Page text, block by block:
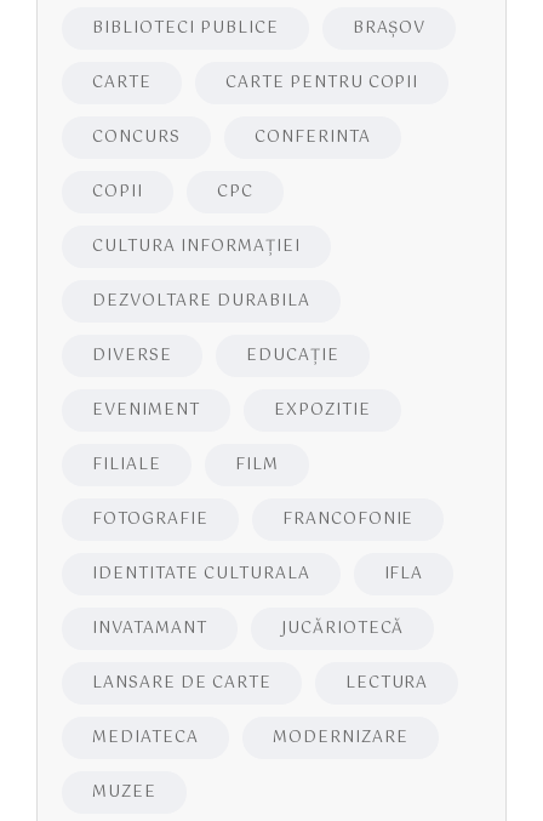
BIBLIOTECI PUBLICE BRAŞOV
CARTE CARTE PENTRU COPII
CONCURS CONFERINTA
COPII CPC
CULTURA INFORMAŢIEI
DEZVOLTARE DURABILA
DIVERSE EDUCAŢIE
EVENIMENT EXPOZITIE
FILIALE FILM
FOTOGRAFIE FRANCOFONIE
IDENTITATE CULTURALA IFLA
INVATAMANT JUCĂRIOTECĂ
LANSARE DE CARTE LECTURA
MEDIATECA MODERNIZARE
MUZEE